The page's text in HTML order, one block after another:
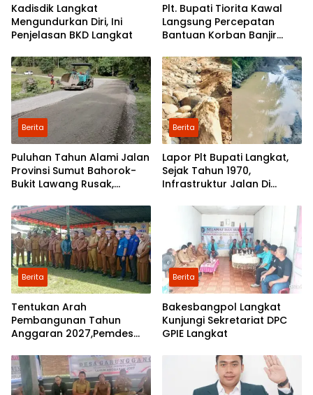
Kadisdik Langkat
Mengundurkan Diri, Ini
Penjelasan BKD Langkat
Plt. Bupati Tiorita Kawal
Langsung Percepatan
Bantuan Korban Banjir
Berita
Puluhan Tahun Alami Jalan
Provinsi Sumut Bahorok-
Bukit Lawang Rusak,
Perbaikan
Berita
Lapor Plt Bupati Langkat,
Sejak Tahun 1970,
Infrastruktur Jalan Di
Diperhatikan Pemerintah
Kabupaten Langkat
Berita
Tentukan Arah
Pembangunan Tahun
Anggaran 2027,Pemdes
Musrenbang
Berita
Bakesbangpol Langkat
Kunjungi Sekretariat DPC
GPIE Langkat